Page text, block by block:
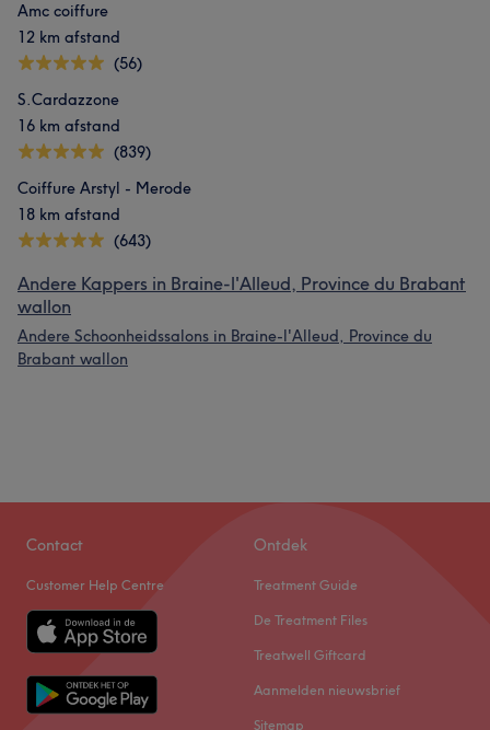
Amc coiffure
12 km afstand
(56)
S.Cardazzone
16 km afstand
(839)
Coiffure Arstyl - Merode
18 km afstand
(643)
Andere Kappers in Braine-l'Alleud, Province du Brabant
wallon
Andere Schoonheidssalons in Braine-l'Alleud, Province du
Brabant wallon
Contact
Customer Help Centre
Ontdek
Treatment Guide
De Treatment Files
Treatwell Giftcard
Aanmelden nieuwsbrief
Sitemap